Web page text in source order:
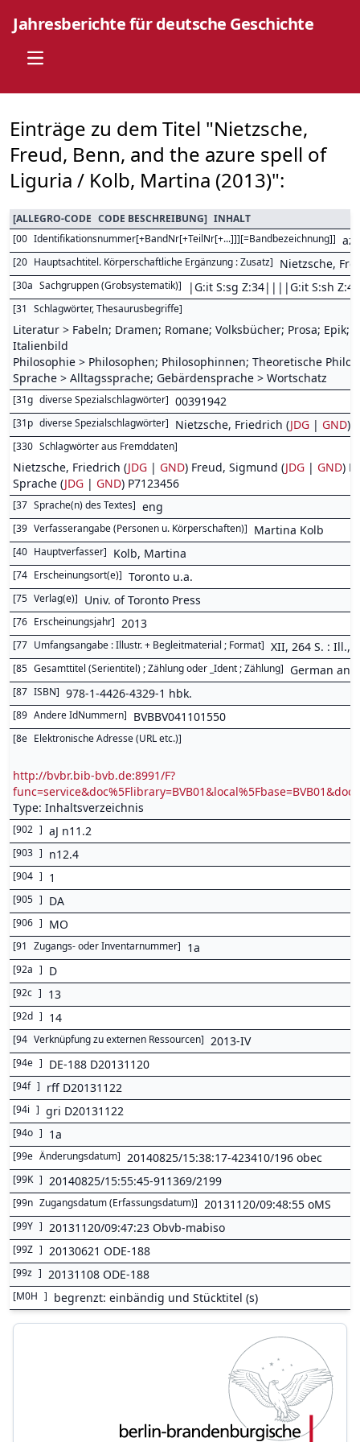
Jahresberichte für deutsche Geschichte
Open main menu
Einträge zu dem Titel "Nietzsche,
Freud, Benn, and the azure spell of
Liguria / Kolb, Martina (2013)":
[ALLEGRO-CODE CODE BESCHREIBUNG] INHALT
[00 Identifikationsnummer[+BandNr[+TeilNr[+...]]][=Bandbezeichnung]]
[20 Hauptsachtitel. Körperschaftliche Ergänzung : Zusatz] Nietzsche,
[30a Sachgruppen (Grobsystematik)] |G:it S:sg Z:34||||G:it S:sh Z:40
[31 Schlagwörter, Thesaurusbegriffe]
Literatur > Fabeln; Dramen; Romane; Volksbücher; Prosa;
Italienbild
Philosophie > Philosophen; Philosophinnen; Theoretische
Sprache > Alltagssprache; Gebärdensprache > Wortschatz
[31g diverse Spezialschlagwörter] 00391942
[31p diverse Spezialschlagwörter] Nietzsche, Friedrich (JDG | GND);
[330 Schlagwörter aus Fremddaten]
Nietzsche, Friedrich (JDG | GND) Freud, Sigmund (JDG | GND)
Sprache (JDG | GND) P7123456
[37 Sprache(n) des Textes] eng
[39 Verfasserangabe (Personen u. Körperschaften)] Martina Kolb
[40 Hauptverfasser] Kolb, Martina
[74 Erscheinungsort(e)] Toronto u.a.
[75 Verlag(e)] Univ. of Toronto Press
[76 Erscheinungsjahr] 2013
[77 Umfangsangabe : Illustr. + Begleitmaterial ; Format] XII, 264 S. : Ill.,
[85 Gesamttitel (Serientitel) ; Zählung oder _Ident ; Zählung] German
[87 ISBN] 978-1-4426-4329-1 hbk.
[89 Andere IdNummern] BVBBV041101550
[8e Elektronische Adresse (URL etc.)]
http://bvbr.bib-bvb.de:8991/F?
Type: Inhaltsverzeichnis
[902 ] aJ n11.2
[903 ] n12.4
[904 ] 1
[905 ] DA
[906 ] MO
[91 Zugangs- oder Inventarnummer] 1a
[92a ] D
[92c ] 13
[92d ] 14
[94 Verknüpfung zu externen Ressourcen] 2013-IV
[94e ] DE-188 D20131120
[94f ] rff D20131122
[94i ] gri D20131122
[94o ] 1a
[99e Änderungsdatum] 20140825/15:38:17-423410/196 obec
[99K ] 20140825/15:55:45-911369/2199
[99n Zugangsdatum (Erfassungsdatum)] 20131120/09:48:55 oMS
[99Y ] 20131120/09:47:23 Obvb-mabiso
[99Z ] 20130621 ODE-188
[99z ] 20131108 ODE-188
[M0H ] begrenzt: einbändig und Stücktitel (s)